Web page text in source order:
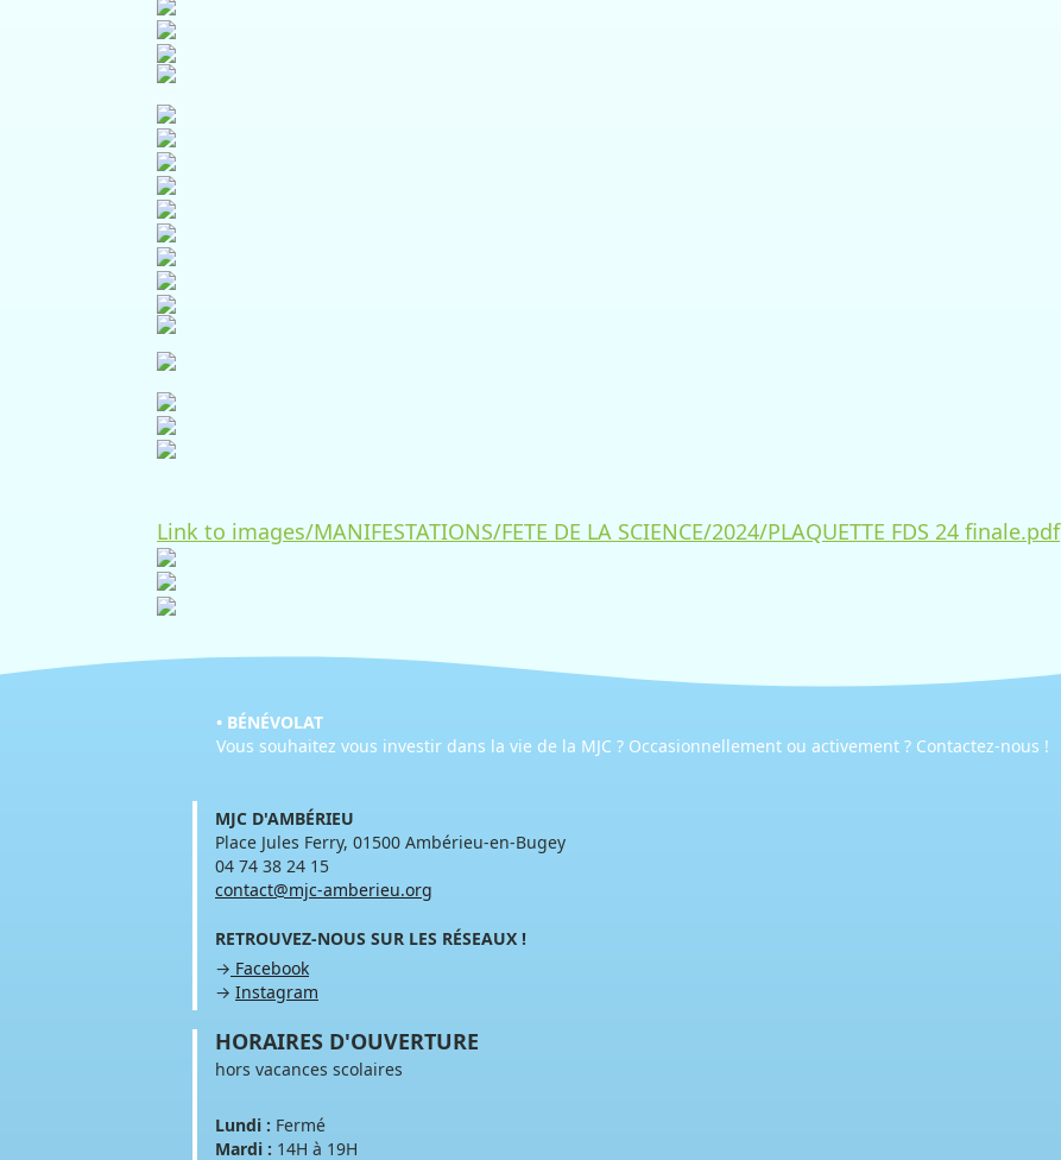
Link to images/MANIFESTATIONS/FETE DE LA SCIENCE/2024/PLAQUETTE FDS 24 finale.pdf
• BÉNÉVOLAT
Vous souhaitez vous investir dans la vie de la MJC ? Occasionnellement ou activement ? Contactez-nous !
MJC D'AMBÉRIEU
Place Jules Ferry, 01500 Ambérieu-en-Bugey
04 74 38 24 15
contact@mjc-amberieu.org
RETROUVEZ-NOUS SUR LES RÉSEAUX !
→ Facebook
→ Instagram
HORAIRES D'OUVERTURE
hors vacances scolaires
Lundi : Fermé
Mardi : 14H à 19H